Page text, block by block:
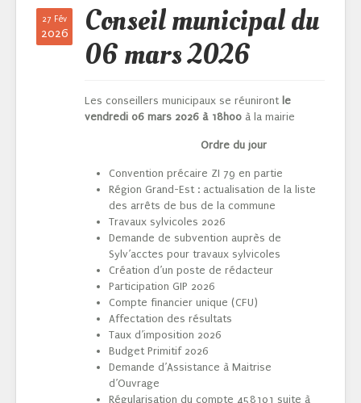
27 Fév
2026
Conseil municipal du
06 mars 2026
Les conseillers municipaux se réuniront le
vendredi 06 mars 2026 à 18h00 à la mairie
Ordre du jour
Convention précaire ZI 79 en partie
Région Grand-Est : actualisation de la liste
des arrêts de bus de la commune
Travaux sylvicoles 2026
Demande de subvention auprès de
Sylv’acctes pour travaux sylvicoles
Création d’un poste de rédacteur
Participation GIP 2026
Compte financier unique (CFU)
Affectation des résultats
Taux d’imposition 2026
Budget Primitif 2026
Demande d’Assistance à Maitrise
d’Ouvrage
Régularisation du compte 458101 suite à